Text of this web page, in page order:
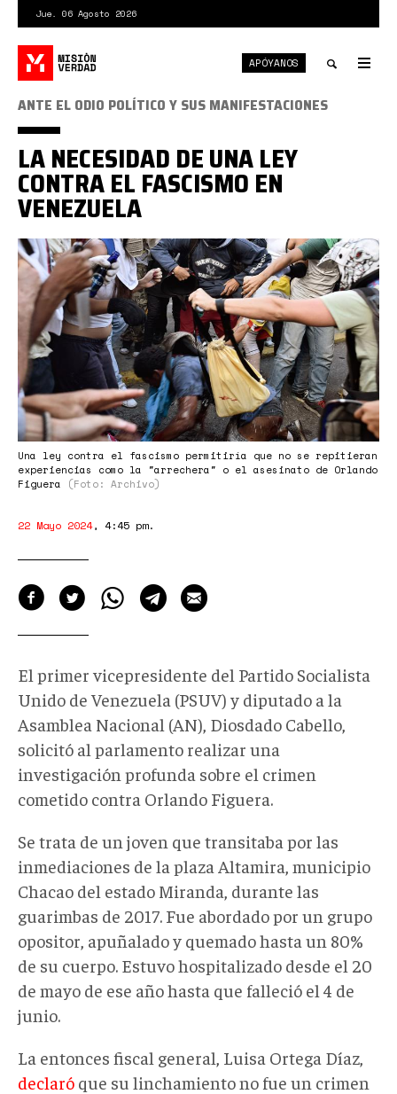
contenido
principal
Jue. 06 Agosto 2026
APÓYANOS
antifascismo
000.jpg
Una ley contra el fascismo permitiría que no se repitieran
experiencias como la "arrechera" o el asesinato de Orlando
Figuera
(Foto: Archivo)
ANTE EL ODIO POLÍTICO Y SUS MANIFESTACIONES
LA NECESIDAD DE UNA LEY
CONTRA EL FASCISMO EN
VENEZUELA
22 Mayo 2024, 4:45 pm.
El primer vicepresidente del Partido Socialista
Unido de Venezuela (PSUV) y diputado a la
Asamblea Nacional (AN), Diosdado Cabello,
solicitó al parlamento realizar una
investigación profunda sobre el crimen
cometido contra Orlando Figuera.
Se trata de un joven que transitaba por las
inmediaciones de la plaza Altamira, municipio
Chacao del estado Miranda, durante las
guarimbas de 2017. Fue abordado por un grupo
opositor, apuñalado y quemado hasta un 80%
de su cuerpo. Estuvo hospitalizado desde el 20
de mayo de ese año hasta que falleció el 4 de
junio.
La entonces fiscal general, Luisa Ortega Díaz,
declaró que su linchamiento no fue un crimen